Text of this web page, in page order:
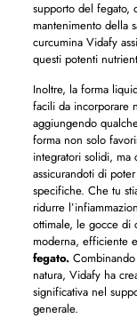
supporto del fegato,
mantenimento della
curcumina Vidafy
questi potenti
Inoltre, la forma
facili da incorporare
aggiungendo
forma non solo
integratori solidi, ma
assicurandoti di
specifiche. Che tu
ridurre
ottimale, le gocce di
moderna, efficiente
fegato.Combinando
natura, Vidafy ha
significativa nel
generale.